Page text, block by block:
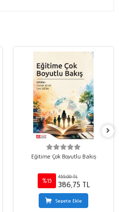
Eğitime Çok Boyutlu Bakış
%15
455,00 TL
386,75 TL
Sepete Ekle